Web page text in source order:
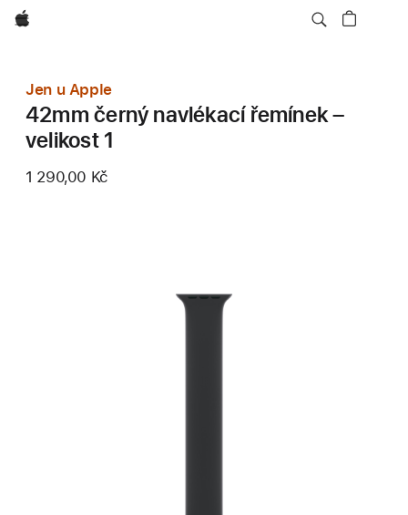
Apple
Jen u Apple
42mm černý navlékací řemínek –
velikost 1
1 290,00 Kč